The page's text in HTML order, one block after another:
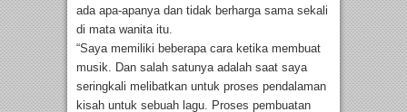
ada apa-apanya dan tidak berharga sama sekali
di mata wanita itu.
“Saya memiliki beberapa cara ketika membuat
musik. Dan salah satunya adalah saat saya
seringkali melibatkan untuk proses pendalaman
kisah untuk sebuah lagu. Proses pembuatan